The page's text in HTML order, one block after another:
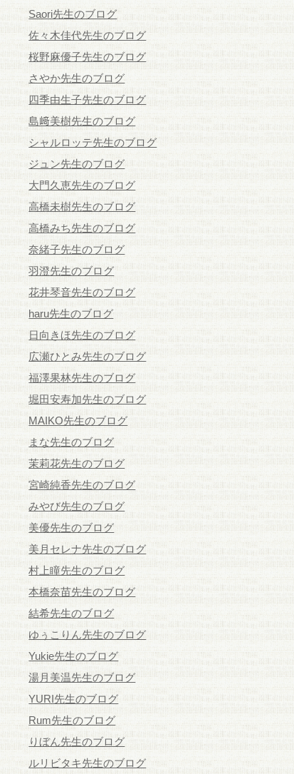
Saori先生のブログ
佐々木佳代先生のブログ
桜野麻優子先生のブログ
さやか先生のブログ
四季由生子先生のブログ
島﨑美樹先生のブログ
シャルロッテ先生のブログ
ジュン先生のブログ
大門久恵先生のブログ
高橋未樹先生のブログ
高橋みち先生のブログ
奈緒子先生のブログ
羽澄先生のブログ
花井琴音先生のブログ
haru先生のブログ
日向きほ先生のブログ
広瀬ひとみ先生のブログ
福澤果林先生のブログ
堀田安寿加先生のブログ
MAIKO先生のブログ
まな先生のブログ
茉莉花先生のブログ
宮崎純香先生のブログ
みやび先生のブログ
美優先生のブログ
美月セレナ先生のブログ
村上瞳先生のブログ
本橋奈苗先生のブログ
結希先生のブログ
ゆぅこりん先生のブログ
Yukie先生のブログ
湯月美温先生のブログ
YURI先生のブログ
Rum先生のブログ
りぼん先生のブログ
ルリビタキ先生のブログ